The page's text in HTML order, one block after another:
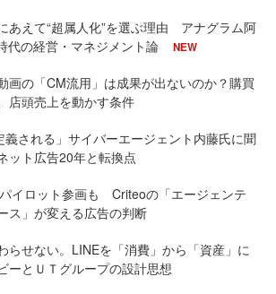
あえて“超属人化”を選ぶ理由 アナグラム阿
代の経営・マネジメント論
NEW
画の「CM流用」は成果が出ないのか？購買
店頭売上を動かす条件
義される」サイバーエージェント内藤氏に聞
ット広告20年と転換点
イロット参画も Criteoの「エージェンテ
ス」が変える広告の判断
らせない。LINEを「消費」から「資産」に
ーとＵＴグループの設計思想